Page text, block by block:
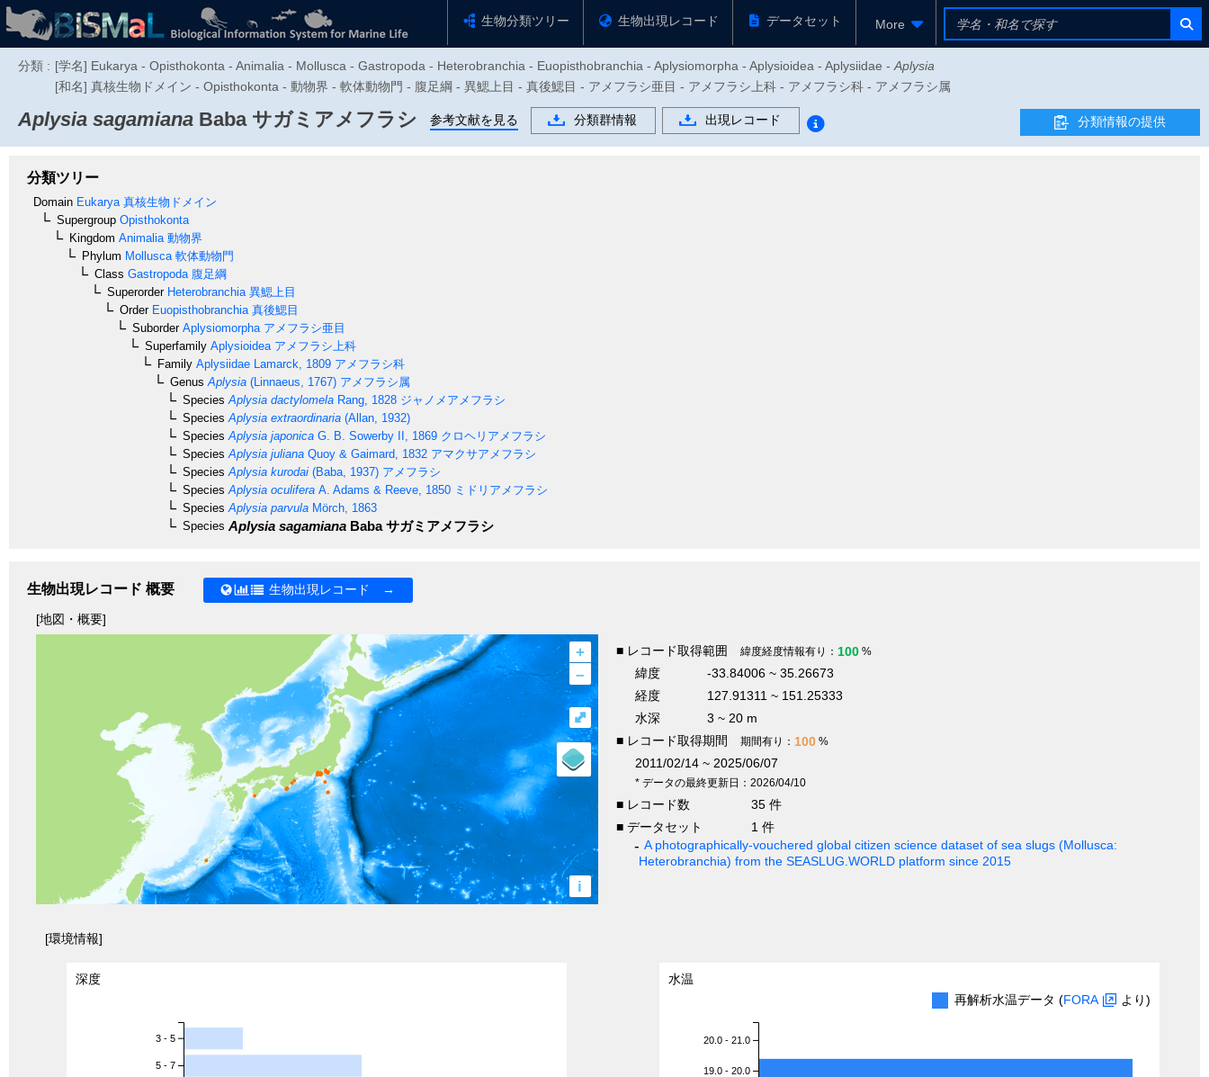
生物分類ツリー 生物出現レコード データセット More
分類 : [学名] Eukarya - Opisthokonta - Animalia - Mollusca - Gastropoda - Heterobranchia - Euopisthobranchia - Aplysiomorpha - Aplysioidea - Aplysiidae - Aplysia
[和名] 真核生物ドメイン - Opisthokonta - 動物界 - 軟体動物門 - 腹足綱 - 異鰓上目 - 真後鰓目 - アメフラシ亜目 - アメフラシ上科 - アメフラシ科 - アメフラシ属
Aplysia sagamiana Babaサガミアメフラシ 参考文献を見る 分類群情報 出現レコード 分類情報の提供
分類ツリー
Domain Eukarya 真核生物ドメイン
Supergroup Opisthokonta
Kingdom Animalia 動物界
Phylum Mollusca 軟体動物門
Class Gastropoda 腹足綱
SuperorderHeterobranchia 異鰓上目
OrderEuopisthobranchia 真後鰓目
SuborderAplysiomorpha アメフラシ亜目
Superfamily Aplysioidea アメフラシ上科
Family Aplysiidae Lamarck, 1809 アメフラシ科
Genus Aplysia (Linnaeus, 1767) アメフラシ属
Species Aplysia dactylomela Rang, 1828 ジャノメアメフラシ
Species Aplysia extraordinaria (Allan, 1932)
Species Aplysia japonica G. B. Sowerby II, 1869 クロヘリアメフラシ
Species Aplysia juliana Quoy & Gaimard, 1832 アマクサアメフラシ
Species Aplysia kurodai (Baba, 1937) アメフラシ
Species Aplysia oculifera A. Adams & Reeve, 1850 ミドリアメフラシ
Species Aplysia parvula Mörch, 1863
Species Aplysia sagamiana Babaサガミアメフラシ
生物出現レコード 概要 生物出現レコード →
[地図・概要]
+
–
i
⤢
■ レコード取得範囲 緯度経度情報有り： 100 %
緯度
-33.84006 ~ 35.26673
経度
127.91311 ~ 151.25333
水深
3 ~ 20 m
■ レコード取得期間
期間有り： 100 %
2011/02/14 ~ 2025/06/07
* データの最終更新日：2026/04/10
■ レコード数
35 件
■ データセット
1 件
A photographically-vouchered global citizen science dataset of sea slugs (Mollusca:
Heterobranchia) from the SEASLUG.WORLD platform since 2015
[環境情報]
深度
3 - 5
5 - 7
水温
再解析水温データ (FORA より)
20.0 - 21.0
19.0 - 20.0